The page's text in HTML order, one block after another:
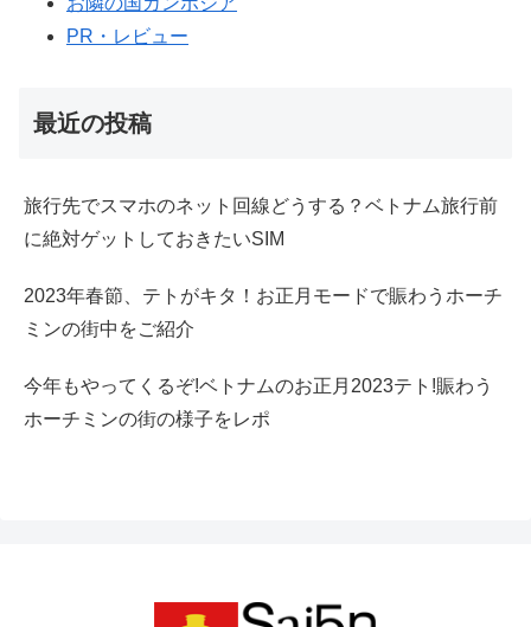
PR・レビュー
最近の投稿
旅行先でスマホのネット回線どうする？ベトナム旅行前
に絶対ゲットしておきたいSIM
2023年春節、テトがキタ！お正月モードで賑わうホーチ
ミンの街中をご紹介
今年もやってくるぞ!ベトナムのお正月2023テト!賑わう
ホーチミンの街の様子をレポ